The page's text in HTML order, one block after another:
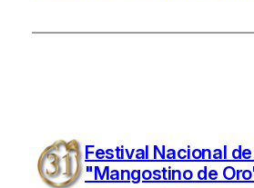
Festival Nacional
"Mangostino de